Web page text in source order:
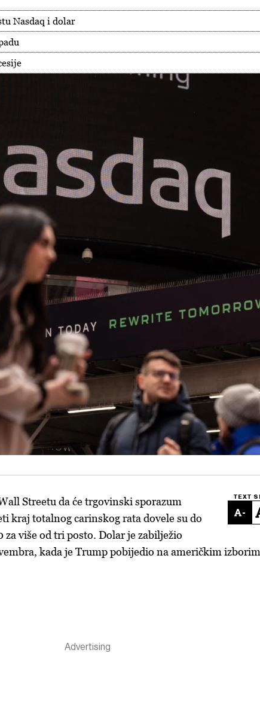
Nasdaq i dolar
TEXT
-
Streetu da će trgovinski sporazum
kraj totalnog carinskog rata dovele su do
za više od tri posto. Dolar je zabilježio
kada je Trump pobijedio na američkim